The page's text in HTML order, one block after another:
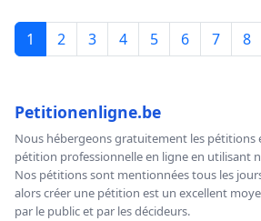
1 2 3 4 5 6 7 8
Petitionenligne.be
Nous hébergeons gratuitement les pétitions
pétition professionnelle en ligne en utilisant
Nos pétitions sont mentionnées tous les
alors créer une pétition est un excellent
par le public et par les décideurs.